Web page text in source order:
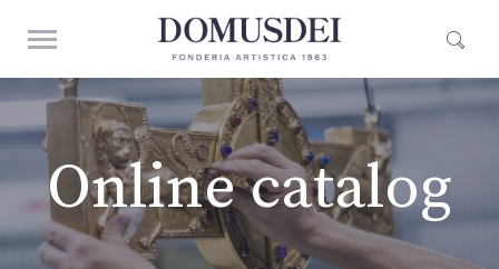
Online catalog